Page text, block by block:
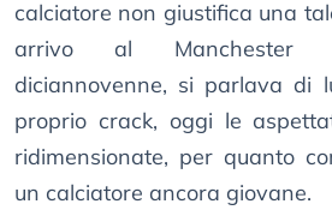
calciatore non giustifica una
arrivo al Manchester
diciannovenne, si parlava di
proprio crack, oggi le
ridimensionate, per quanto
un calciatore ancora giovane.